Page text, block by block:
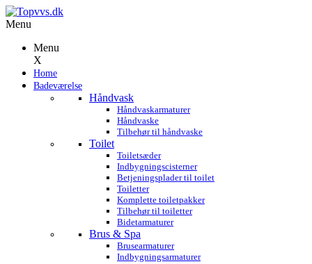
Menu
Menu
X
Home
Badeværelse
Håndvask
Håndvaskarmaturer
Håndvaske
Tilbehør til håndvaske
Toilet
Toiletsæder
Indbygningscisterner
Betjeningsplader til toilet
Toiletter
Komplette toiletpakker
Tilbehør til toiletter
Bidetarmaturer
Brus & Spa
Brusearmaturer
Indbygningsarmaturer